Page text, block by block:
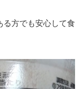
る方でも安心して食